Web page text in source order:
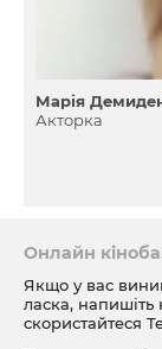
Марія
Акторка
Онлайн
Якщо у вас
ласка, напишіть
скористайтеся